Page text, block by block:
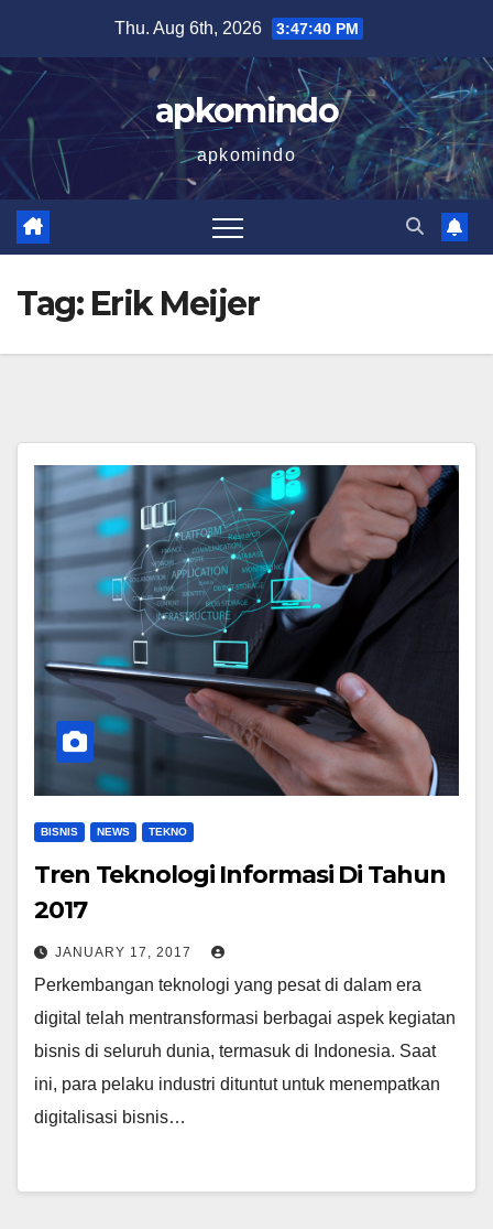
content
Thu. Aug 6th, 2026 3:47:40 PM
apkomindo
apkomindo
Tag: Erik Meijer
BISNIS NEWS TEKNO
Tren Teknologi Informasi Di Tahun
2017
JANUARY 17, 2017
Perkembangan teknologi yang pesat di dalam era
digital telah mentransformasi berbagai aspek kegiatan
bisnis di seluruh dunia, termasuk di Indonesia. Saat
ini, para pelaku industri dituntut untuk menempatkan
digitalisasi bisnis…